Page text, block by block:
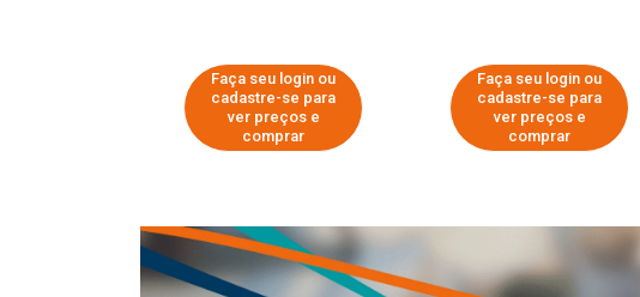
Faça seu login ou
cadastre-se para
ver preços e
comprar
Faça seu login ou
cadastre-se para
ver preços e
comprar